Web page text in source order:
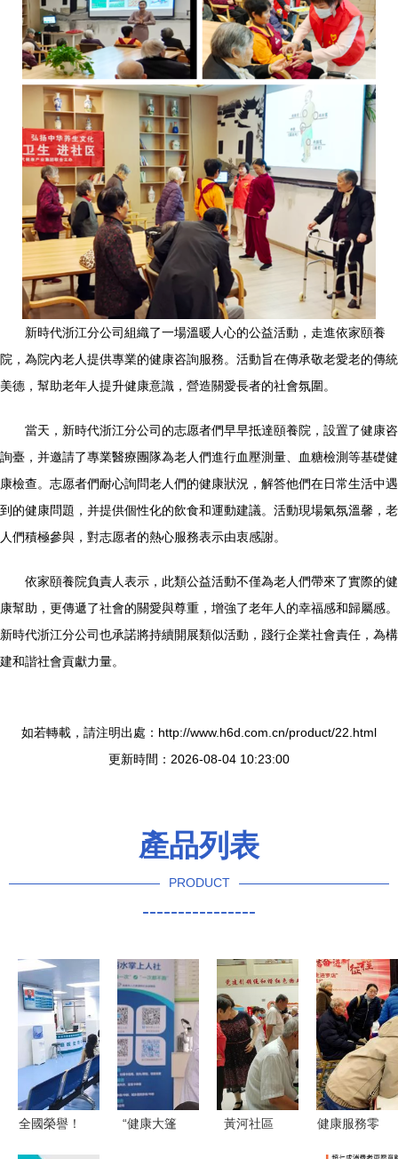
新時代浙江分公司組織了一場溫暖人心的公益活動，走進依家頤養
院，為院內老人提供專業的健康咨詢服務。活動旨在傳承敬老愛老的傳統
美德，幫助老年人提升健康意識，營造關愛長者的社會氛圍。
當天，新時代浙江分公司的志愿者們早早抵達頤養院，設置了健康咨
詢臺，并邀請了專業醫療團隊為老人們進行血壓測量、血糖檢測等基礎健
康檢查。志愿者們耐心詢問老人們的健康狀況，解答他們在日常生活中遇
到的健康問題，并提供個性化的飲食和運動建議。活動現場氣氛溫馨，老
人們積極參與，對志愿者的熱心服務表示由衷感謝。
依家頤養院負責人表示，此類公益活動不僅為老人們帶來了實際的健
康幫助，更傳遞了社會的關愛與尊重，增強了老年人的幸福感和歸屬感。
新時代浙江分公司也承諾將持續開展類似活動，踐行企業社會責任，為構
建和諧社會貢獻力量。
如若轉載，請注明出處：http://www.h6d.com.cn/product/22.html
更新時間：2026-08-04 10:23:00
產品列表
PRODUCT
----------------
全國榮譽！
“健康大篷
黃河社區
健康服務零